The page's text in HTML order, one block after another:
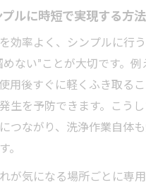
洗浄を日常に取り入れる簡
無駄を省いた洗浄で心地よ
なく続く洗浄テクニックの
洗浄の手間を最小限に抑え
毎日続く洗浄テクニックで
洗浄をラクにするポイント
洗浄習慣化で家事の負担を
洗浄に役立つ時短アイデア
ルに時短で実現する方法
効率よく、シンプルに行
めない”ことが大切です。
用後すぐに軽くふき取る
生を予防できます。こう
つながり、洗浄作業自体
。
が気になる場所ごとに専